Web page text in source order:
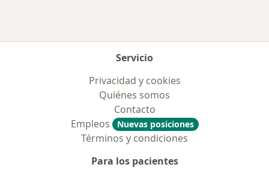
Servicio
Privacidad y cookies
Quiénes somos
Contacto
Empleos
Nuevas posiciones
Términos y condiciones
Para los pacientes